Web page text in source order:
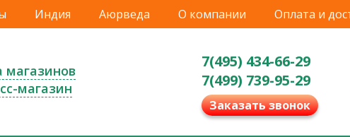
Индия Аюрведа О компании Оплата и
магазинов
магазин
7(495) 434-66-29
7(499) 739-95-29
Заказать звонок